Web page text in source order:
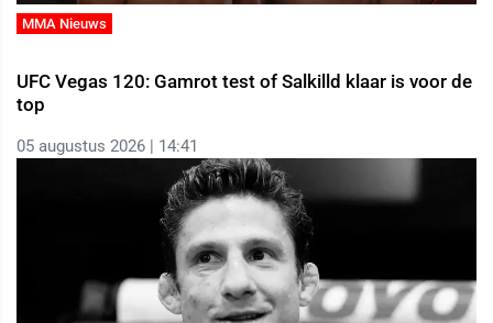
MMA Nieuws
UFC Vegas 120: Gamrot test of Salkilld klaar is voor de
top
05 augustus 2026 | 14:41